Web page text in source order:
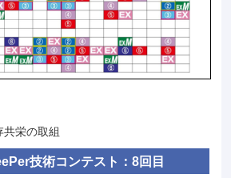
栄の取組
技術コンテスト：8回目